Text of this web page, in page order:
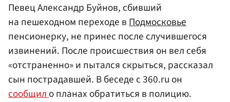
Певец Александр Буйнов, сбивший
на пешеходном переходе вПодмосковье
пенсионерку, не принес после случившегося
извинений. После происшествия он вел себя
«отстраненно» и пытался скрыться, рассказал
сын пострадавшей. В беседе с 360.ru он
сообщило планах обратиться в полицию.